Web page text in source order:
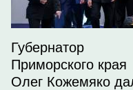
Губернатор
Приморского края
Олег Кожемяко